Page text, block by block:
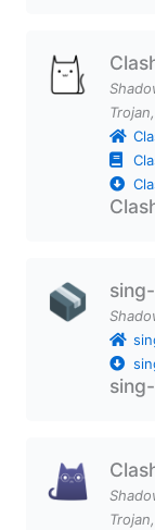
Trojan,
Trojan,